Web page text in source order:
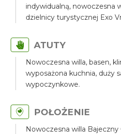
indywidualną, nowoczesna
dzielnicy turystycznej Exo
ATUTY
Nowoczesna willa, basen,
wyposażona kuchnia, duży
wypoczynkowe.
POŁOŻENIE
Nowoczesna willa Bajeczny